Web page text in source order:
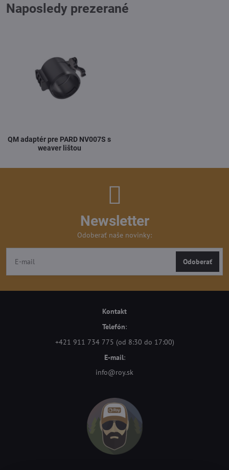
Naposledy prezerané
QM adaptér pre PARD NV007S s
weaver lištou
Newsletter
Odoberať naše novinky:
Odoberať
Kontakt
Telefón:
+421 911 734 775 (od 8:30 do 17:00)
E-mail:
info@roy.sk